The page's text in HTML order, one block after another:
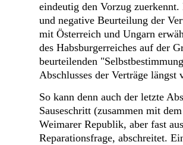
eindeutig den Vorzug
und negative Beurteilung der
mit Österreich und Ungarn
des Habsburgerreiches auf der
beurteilenden
Abschlusses der Verträge längst
So kann denn auch der letzte
Sauseschritt (zusammen mit
Weimarer Republik, aber fast
Reparationsfrage, abschreitet.